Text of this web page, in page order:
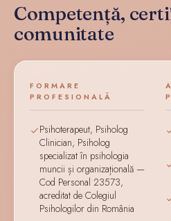
Competență,
comunitate
FORMARE
PROFESIONALĂ
Psihoterapeut, Psiholog
Clinician, Psiholog
specializat în psihologia
muncii și organizațională —
Cod Personal 23573,
acreditat de Colegiul
Psihologilor din România